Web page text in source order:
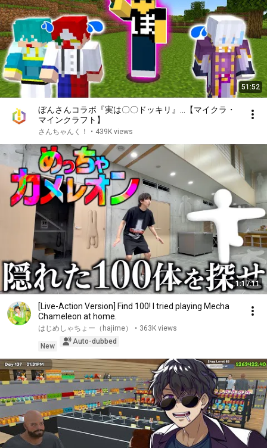
51:52
ぼんさんコラボ『実は〇〇ドッキリ』…【マイクラ・
マインクラフト】
さんちゃんく！ • 439K views
1:17:11
[Live-Action Version] Find 100! I tried playing Mecha
Chameleon at home.
はじめしゃちょー（hajime） • 363K views
New
Auto-dubbed